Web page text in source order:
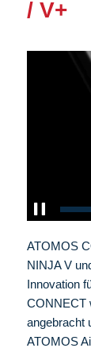
/ V+
ATOMOS
NINJA V
Innovation
CONNECT
angebracht
ATOMOS